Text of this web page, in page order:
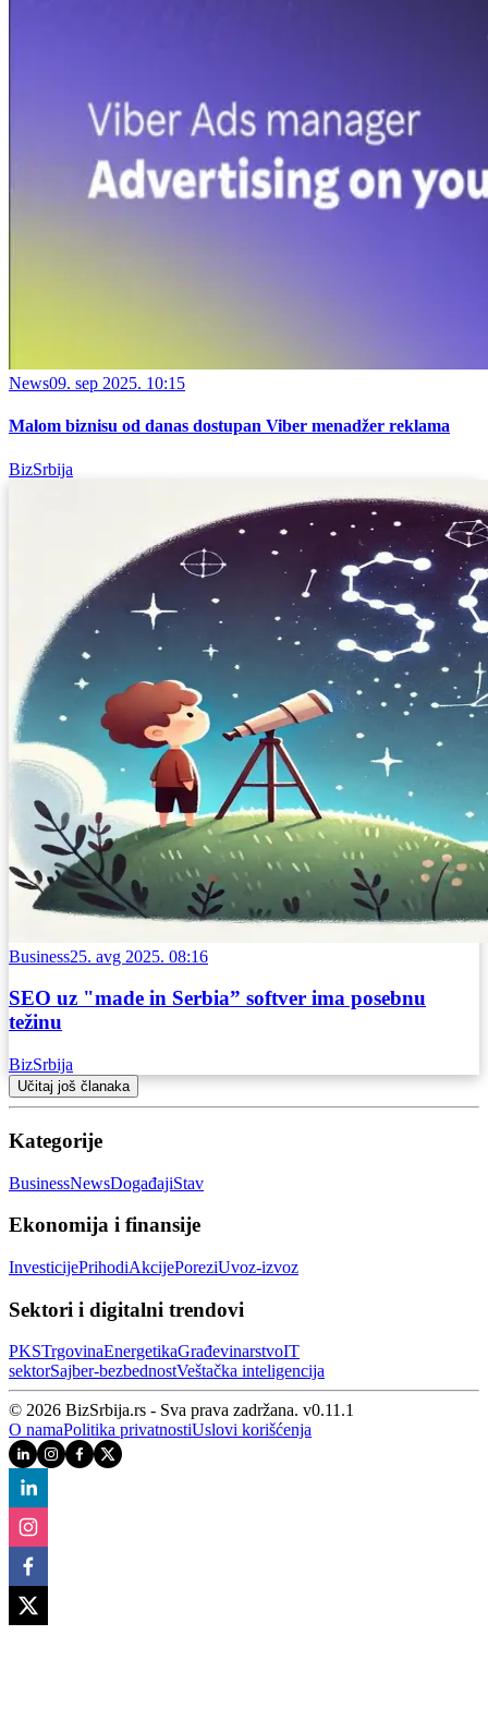
News09. sep 2025. 10:15
Malom biznisu od danas dostupan Viber menadžer reklama
BizSrbija
Business25. avg 2025. 08:16
SEO uz "made in Serbia” softver ima posebnu
težinu
BizSrbija
Učitaj još članaka
Kategorije
BusinessNewsDogađajiStav
Ekonomija i finansije
InvesticijePrihodiAkcijePoreziUvoz-izvoz
Sektori i digitalni trendovi
PKSTrgovinaEnergetikaGrađevinarstvoIT
sektorSajber‑bezbednostVeštačka inteligencija
© 2026 BizSrbija.rs - Sva prava zadržana. v0.11.1
O namaPolitika privatnostiUslovi korišćenja